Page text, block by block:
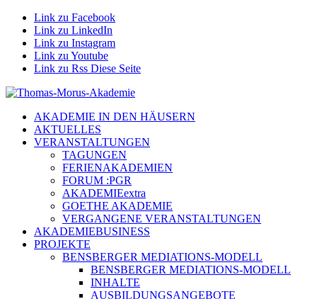
Link zu Facebook
Link zu LinkedIn
Link zu Instagram
Link zu Youtube
Link zu Rss Diese Seite
AKADEMIE IN DEN HÄUSERN
AKTUELLES
VERANSTALTUNGEN
TAGUNGEN
FERIENAKADEMIEN
FORUM :PGR
AKADEMIEextra
GOETHE AKADEMIE
VERGANGENE VERANSTALTUNGEN
AKADEMIEBUSINESS
PROJEKTE
BENSBERGER MEDIATIONS-MODELL
BENSBERGER MEDIATIONS-MODELL
INHALTE
AUSBILDUNGSANGEBOTE